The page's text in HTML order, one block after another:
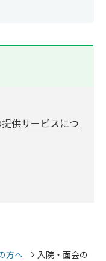
供サービスにつ
方へ
入院・面会の